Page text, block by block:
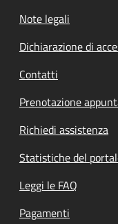
Note legali
Dichiarazione di
Contatti
Prenotazione
Richiedi assistenza
Statistiche del
Leggi le FAQ
Pagamenti